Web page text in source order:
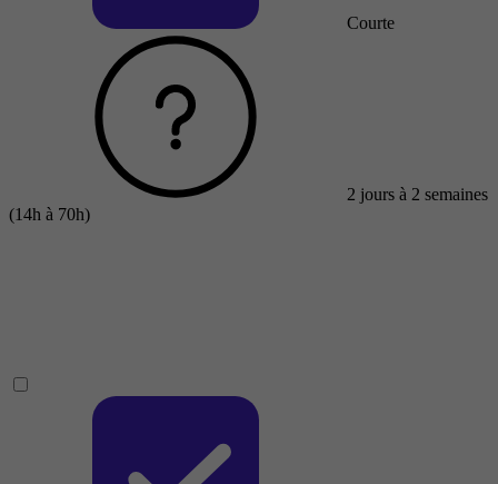
Courte
2 jours à 2 semaines
(14h à 70h)